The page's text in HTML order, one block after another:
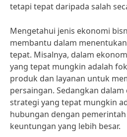
tetapi tepat daripada salah
Mengetahui jenis ekonomi
membantu dalam
tepat. Misalnya, dalam
yang tepat mungkin adalah
produk dan layanan untuk
persaingan. Sedangkan
strategi yang tepat mungkin
hubungan dengan
keuntungan yang lebih besar.